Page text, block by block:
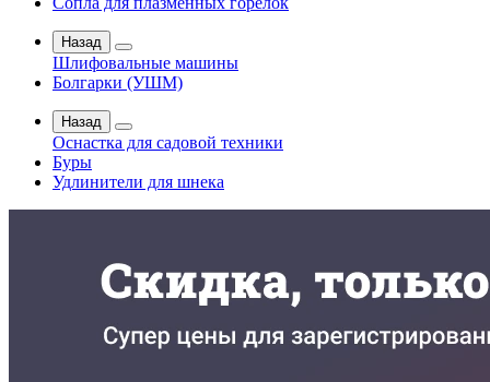
Назад
Шлифовальные машины
Болгарки (УШМ)
Назад
Оснастка для садовой техники
Буры
Удлинители для шнека